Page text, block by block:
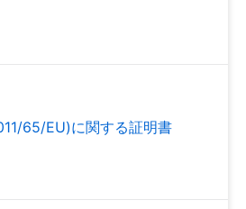
65/EU)に関する証明書